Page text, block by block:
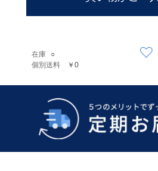
個別送料 ￥0
在庫 ○